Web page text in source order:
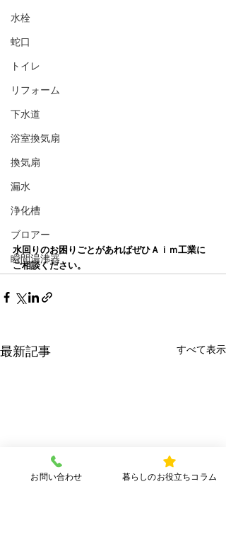
水栓
蛇口
トイレ
リフォーム
下水道
浴室換気扇
換気扇
漏水
浄化槽
ブロアー
瞬間湯沸器
水回りのお困りごとがあればぜひＡｉｍ工業に
ご相談ください。
最新記事 すべて表示
お問い合わせ 暮らしのお役立ちコラム